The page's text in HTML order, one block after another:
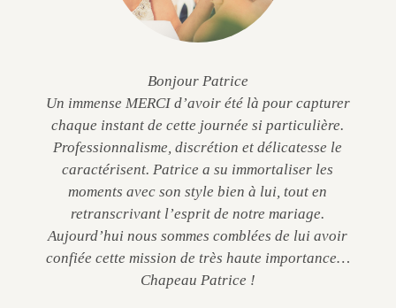
Bonjour Patrice
Un immense MERCI d’avoir été là pour capturer
chaque instant de cette journée si particulière.
Professionnalisme, discrétion et délicatesse le
caractérisent. Patrice a su immortaliser les
moments avec son style bien à lui, tout en
retranscrivant l’esprit de notre mariage.
Aujourd’hui nous sommes comblées de lui avoir
confiée cette mission de très haute importance…
Chapeau Patrice !